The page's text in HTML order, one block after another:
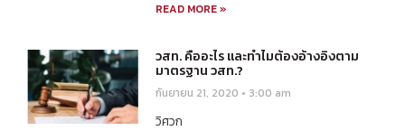
READ MORE »
วสท. คืออะไร และทำไมต้องอ้างอิงตาม
มาตรฐาน วสท.?
กันยายน 21, 2020 3:00 am
วิศวก